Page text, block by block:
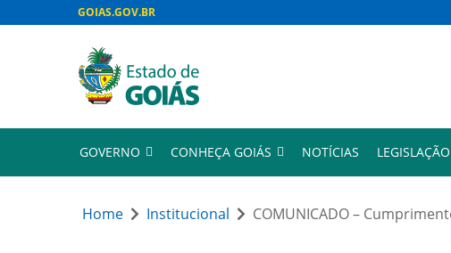
GOIAS.GOV.BR
GOVERNO CONHEÇA GOIÁS NOTÍCIAS LEGISLAÇÃO
Home Institucional COMUNICADO –